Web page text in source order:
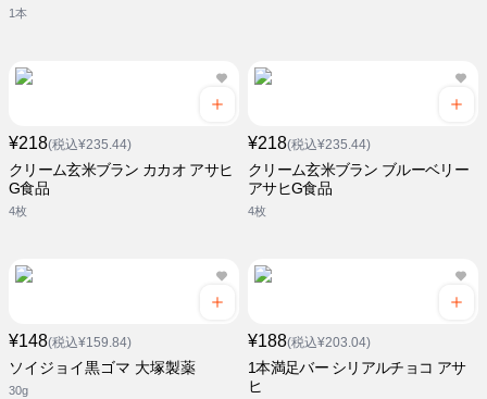
1本
¥218(税込¥235.44)
クリーム玄米ブラン カカオ アサヒ
G食品
4枚
¥218(税込¥235.44)
クリーム玄米ブラン ブルーベリー
アサヒG食品
4枚
¥148(税込¥159.84)
ソイジョイ黒ゴマ 大塚製薬
30g
¥188(税込¥203.04)
1本満足バー シリアルチョコ アサ
ヒ